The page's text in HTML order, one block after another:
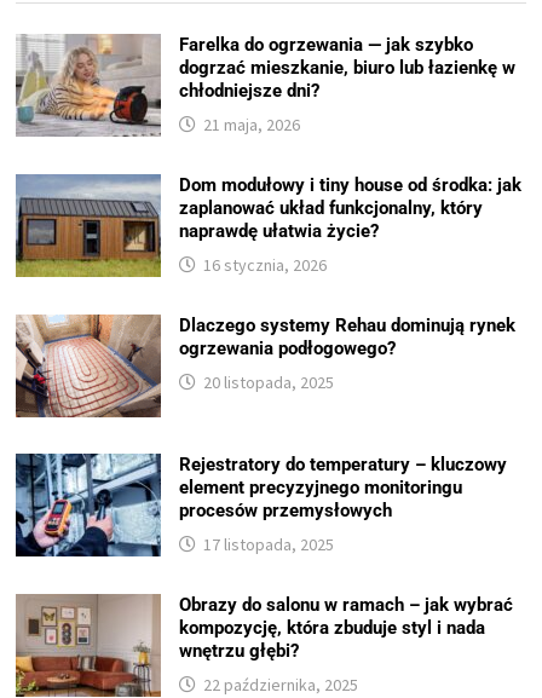
Farelka do ogrzewania — jak szybko
dogrzać mieszkanie, biuro lub łazienkę w
chłodniejsze dni?
21 maja, 2026
Dom modułowy i tiny house od środka: jak
zaplanować układ funkcjonalny, który
naprawdę ułatwia życie?
16 stycznia, 2026
Dlaczego systemy Rehau dominują rynek
ogrzewania podłogowego?
20 listopada, 2025
Rejestratory do temperatury – kluczowy
element precyzyjnego monitoringu
procesów przemysłowych
17 listopada, 2025
Obrazy do salonu w ramach – jak wybrać
kompozycję, która zbuduje styl i nada
wnętrzu głębi?
22 października, 2025